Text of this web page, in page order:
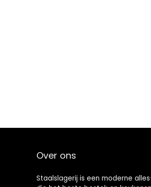
Over ons
Staalslagerij is een moderne